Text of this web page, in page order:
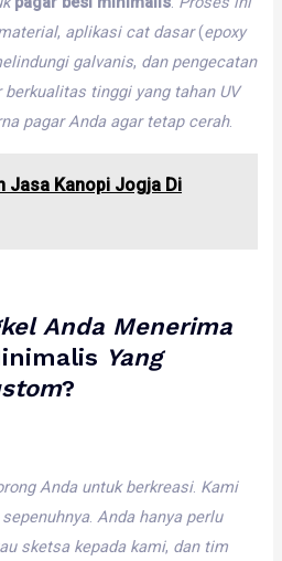
, aplikasi cat dasar(epoxy
galvanis, dan pengecatan
berkualitas tinggi yang tahan UV
pagar Anda agar tetap cerah.
Jasa Kanopi Jogja Di
Anda Menerima
Yang
?
Anda untuk berkreasi. Kami
sepenuhnya.Anda hanya perlu
sketsa kepada kami, dan tim